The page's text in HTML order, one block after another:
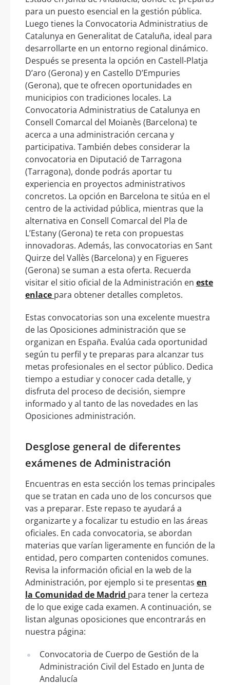
para un puesto esencial en la gestión pública.
Luego tienes la Convocatoria Administratius de
Catalunya en Generalitat de Cataluña, ideal para
desarrollarte en un entorno regional dinámico.
Después se presenta la opción en Castell-Platja
D’aro (Gerona) y en Castello D’Empuries
(Gerona), que te ofrecen oportunidades en
municipios con tradiciones locales. La
Convocatoria Administratius de Catalunya en
Consell Comarcal del Moianès (Barcelona) te
acerca a una administración cercana y
participativa. También debes considerar la
convocatoria en Diputació de Tarragona
(Tarragona), donde podrás aportar tu
experiencia en proyectos administrativos
concretos. La opción en Barcelona te sitúa en el
centro de la actividad pública, mientras que la
alternativa en Consell Comarcal del Pla de
L’Estany (Gerona) te reta con propuestas
innovadoras. Además, las convocatorias en Sant
Quirze del Vallès (Barcelona) y en Figueres
(Gerona) se suman a esta oferta. Recuerda
visitar el sitio oficial de la Administración en este
enlace para obtener detalles completos.
Estas convocatorias son una excelente muestra
de las Oposiciones administración que se
organizan en España. Evalúa cada oportunidad
según tu perfil y te preparas para alcanzar tus
metas profesionales en el sector público. Dedica
tiempo a estudiar y conocer cada detalle, y
disfruta del proceso de decisión, siempre
informado y al tanto de las novedades en las
Oposiciones administración.
Desglose general de diferentes
exámenes de Administración
Encuentras en esta sección los temas principales
que se tratan en cada uno de los concursos que
vas a preparar. Este repaso te ayudará a
organizarte y a focalizar tu estudio en las áreas
oficiales. En cada convocatoria, se abordan
materias que varían ligeramente en función de la
entidad, pero comparten contenidos comunes.
Revisa la información oficial en la web de la
Administración, por ejemplo si te presentas en
la Comunidad de Madrid para tener la certeza
de lo que exige cada examen. A continuación, se
listan algunas oposiciones que encontrarás en
nuestra página:
Convocatoria de Cuerpo de Gestión de la
Administración Civil del Estado en Junta de
Andalucía